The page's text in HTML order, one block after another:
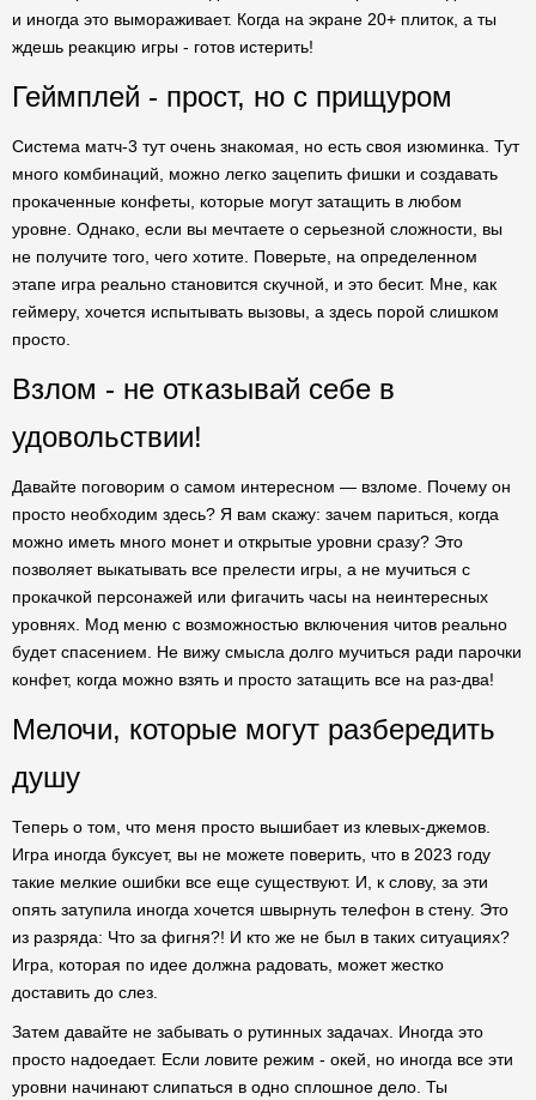
и иногда это вымораживает. Когда на экране 20+ плиток, а ты
ждешь реакцию игры - готов истерить!
Геймплей - прост, но с прищуром
Система матч-3 тут очень знакомая, но есть своя изюминка. Тут
много комбинаций, можно легко зацепить фишки и создавать
прокаченные конфеты, которые могут затащить в любом
уровне. Однако, если вы мечтаете о серьезной сложности, вы
не получите того, чего хотите. Поверьте, на определенном
этапе игра реально становится скучной, и это бесит. Мне, как
геймеру, хочется испытывать вызовы, а здесь порой слишком
просто.
Взлом - не отказывай себе в
удовольствии!
Давайте поговорим о самом интересном — взломе. Почему он
просто необходим здесь? Я вам скажу: зачем париться, когда
можно иметь много монет и открытые уровни сразу? Это
позволяет выкатывать все прелести игры, а не мучиться с
прокачкой персонажей или фигачить часы на неинтересных
уровнях. Мод меню с возможностью включения читов реально
будет спасением. Не вижу смысла долго мучиться ради парочки
конфет, когда можно взять и просто затащить все на раз-два!
Мелочи, которые могут разбередить
душу
Теперь о том, что меня просто вышибает из клевых-джемов.
Игра иногда буксует, вы не можете поверить, что в 2023 году
такие мелкие ошибки все еще существуют. И, к слову, за эти
опять затупила иногда хочется швырнуть телефон в стену. Это
из разряда: Что за фигня?! И кто же не был в таких ситуациях?
Игра, которая по идее должна радовать, может жестко
доставить до слез.
Затем давайте не забывать о рутинных задачах. Иногда это
просто надоедает. Если ловите режим - окей, но иногда все эти
уровни начинают слипаться в одно сплошное дело. Ты